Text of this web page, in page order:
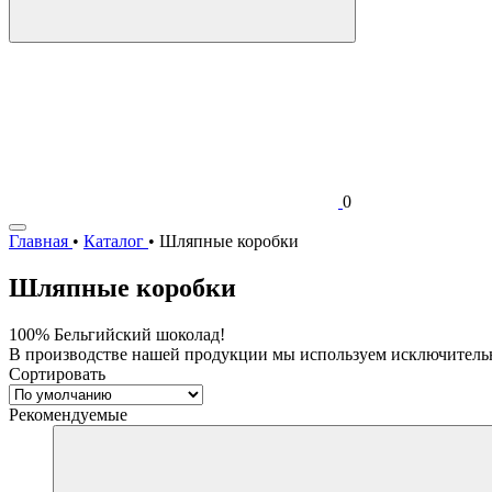
0
Главная • Каталог • Шляпные коробки
Шляпные коробки
100% Бельгийский шоколад!
В производстве нашей продукции мы используем
Сортировать
Рекомендуемые